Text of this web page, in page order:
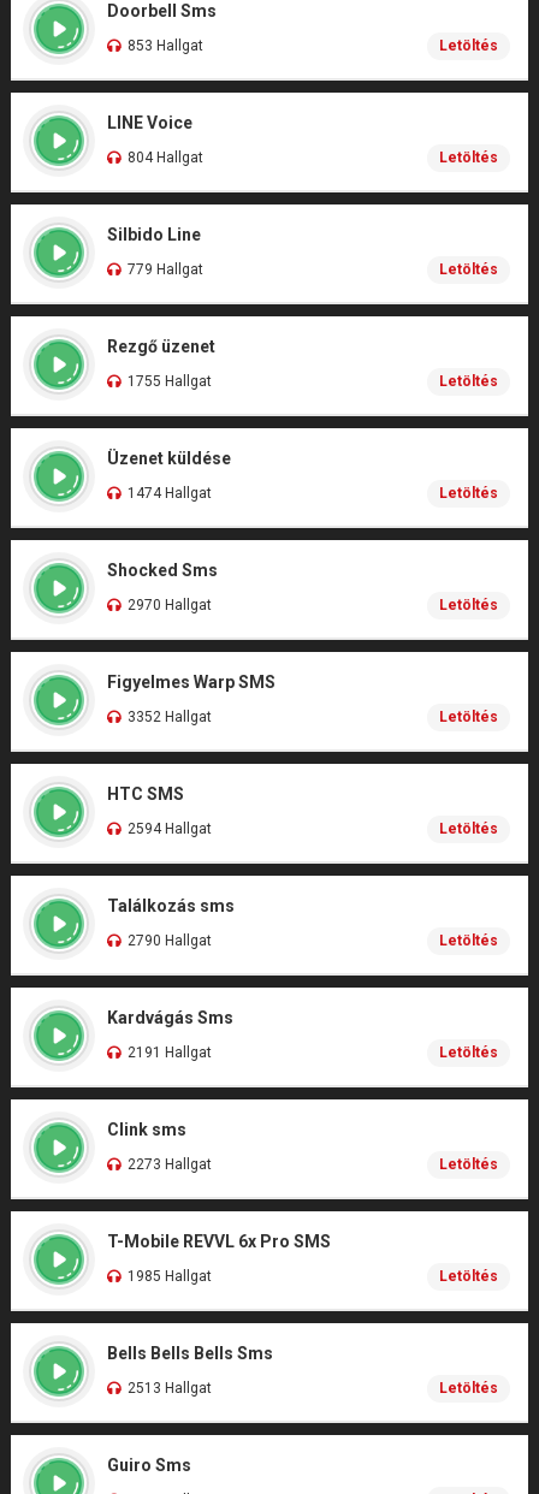
Doorbell Sms
853 Hallgat Letöltés
LINE Voice
804 Hallgat Letöltés
Silbido Line
779 Hallgat Letöltés
Rezgő üzenet
1755 Hallgat Letöltés
Üzenet küldése
1474 Hallgat Letöltés
Shocked Sms
2970 Hallgat Letöltés
Figyelmes Warp SMS
3352 Hallgat Letöltés
HTC SMS
2594 Hallgat Letöltés
Találkozás sms
2790 Hallgat Letöltés
Kardvágás Sms
2191 Hallgat Letöltés
Clink sms
2273 Hallgat Letöltés
T-Mobile REVVL 6x Pro SMS
1985 Hallgat Letöltés
Bells Bells Bells Sms
2513 Hallgat Letöltés
Guiro Sms